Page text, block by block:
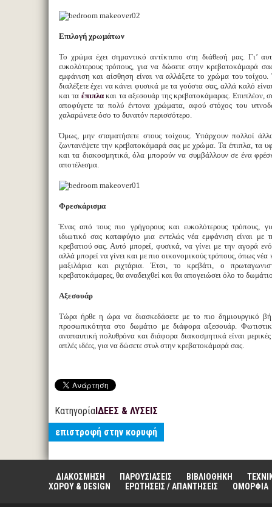
Επιλογή χρωμάτων
Το χρώμα έχει σημαντικό αντίκτυπο στη διάθεσή μας. Γι’
ευκολότερους τρόπους, για να δώσετε στην κρεβατοκάμαρά
εμφάνιση και αίσθηση είναι να αλλάξετε το χρώμα του
διαλέξετε έχει να κάνει φυσικά με τα γούστα σας, αλλά καλό
και τα έπιπλακαι τα αξεσουάρ της κρεβατοκάμαρας. Επιπλέον,
αποφύγετε τα πολύ έντονα χρώματα, αφού στόχος του
χαλαρώνετε όσο το δυνατόν περισσότερο.
Όμως, μην σταματήσετε στους τοίχους. Υπάρχουν πολλοί
ζωντανέψετε την κρεβατοκάμαρά σας με χρώμα. Τα έπιπλα, τα
και τα διακοσμητικά, όλα μπορούν να συμβάλλουν σε ένα
αποτέλεσμα.
Φρεσκάρισμα
Ένας από τους πιο γρήγορους και ευκολότερους τρόπους,
ιδιωτικό σας καταφύγιο μια εντελώς νέα εμφάνιση είναι με
κρεβατιού σας. Αυτό μπορεί, φυσικά, να γίνει με την αγορά
αλλά μπορεί να γίνει και με πιο οικονομικούς τρόπους, όπως
μαξιλάρια και ριχτάρια. Έτσι, το κρεβάτι, ο
κρεβατοκάμαρες, θα αναδειχθεί και θα απογειώσει όλο το
Αξεσουάρ
Τώρα ήρθε η ώρα να διασκεδάσετε με το πιο δημιουργικό
προσωπικότητα στο δωμάτιο με διάφορα αξεσουάρ.
αναπαυτική πολυθρόνα και διάφορα διακοσμητικά είναι
απλές ιδέες, για να δώσετε στυλ στην κρεβατοκάμαρά σας.
ΚατηγορίαΙΔΕΕΣ & ΛΥΣΕΙΣ
επιστροφή στην κορυφή
ΔΙΑΚΟΣΜΗΣΗ ΠΑΡΟΥΣΙΑΣΕΙΣ ΒΙΒΛΙΟΘΗΚΗ
ΧΩΡΟΥ & DESIGN
ΕΡΩΤΗΣΕΙΣ / ΑΠΑΝΤΗΣΕΙΣ ΟΜΟΡΦΙΑ